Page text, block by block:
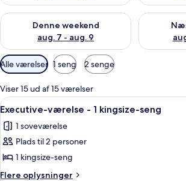
Denne weekend
aug. 7 - aug. 9
Tjek tilgængelighed for denne weekend
Tjek
Tilgængelige
filtre
for
værelser
Alle værelser 1 seng 2 senge
Viser 15 ud af 15 værelser
Indlæs
alle
billeder
af
Executive-
værelse
Et moderne
6
Executive-værelse - 1 kingsize-seng
1 soveværelse
Plads til 2 personer
1 kingsize-seng
Flere oplysninger
Flere